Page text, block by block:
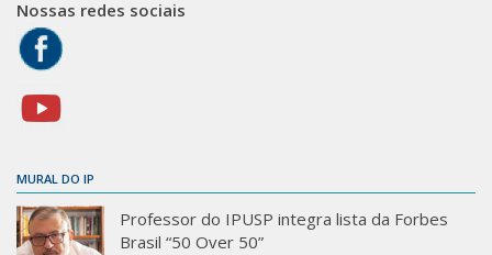
Nossas redes sociais
MURAL DO IP
Professor do IPUSP integra lista da Forbes
Brasil “50 Over 50”